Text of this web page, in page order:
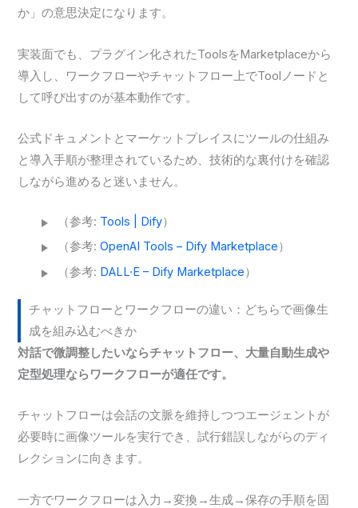
か」の意思決定になります。
実装面でも、プラグイン化されたToolsをMarketplaceから
導入し、ワークフローやチャットフロー上でToolノードと
して呼び出すのが基本動作です。
公式ドキュメントとマーケットプレイスにツールの仕組み
と導入手順が整理されているため、技術的な裏付けを確認
しながら進めると迷いません。
（参考: Tools | Dify）
（参考:OpenAI Tools – Dify Marketplace）
（参考: DALL·E – Dify Marketplace）
チャットフローとワークフローの違い：どちらで画像生
成を組み込むべきか
対話で微調整したいならチャットフロー、大量自動生成や
定型処理ならワークフローが適任です。
チャットフローは会話の文脈を維持しつつエージェントが
必要時に画像ツールを実行でき、試行錯誤しながらのディ
レクションに向きます。
一方でワークフローは入力→変換→生成→保存の手順を固